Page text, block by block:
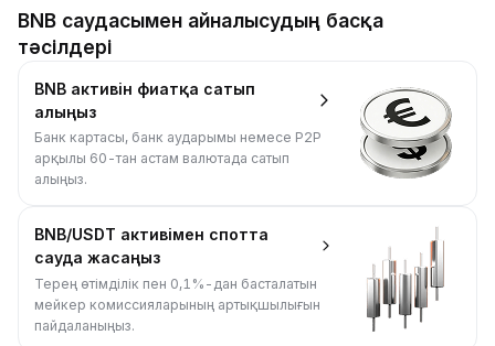
BNB саудасымен айналысудың басқа
тәсілдері
BNB активін фиатқа сатып
алыңыз
Банк картасы, банк аударымы немесе P2P
арқылы 60-тан астам валютада сатып
алыңыз.
BNB/USDT активімен спотта
сауда жасаңыз
Терең өтімділік пен 0,1%-дан басталатын
мейкер комиссияларының артықшылығын
пайдаланыңыз.